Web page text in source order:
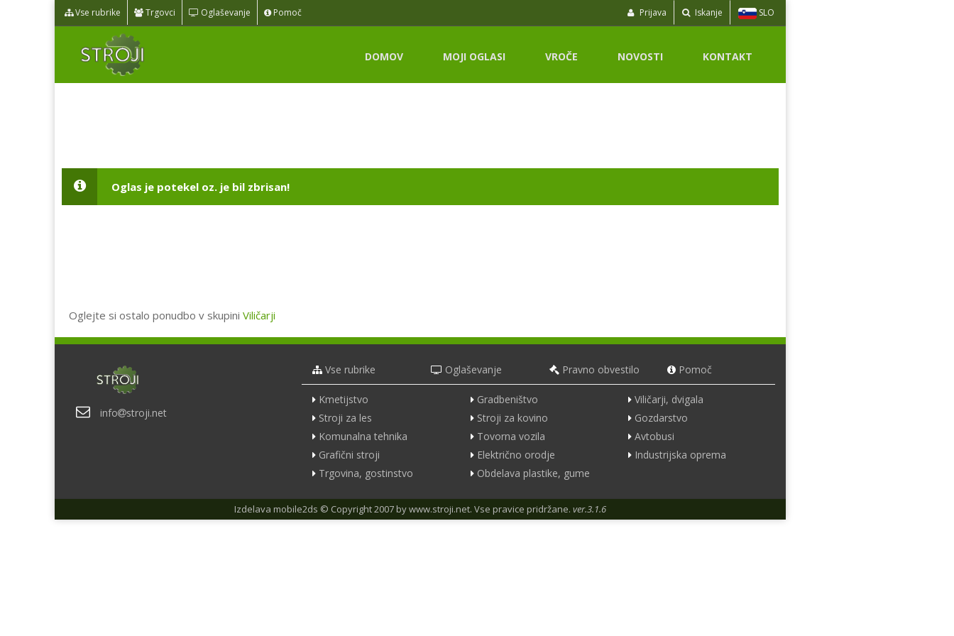
Vse rubrike Trgovci Oglaševanje Pomoč Prijava Iskanje SLO
DOMOV MOJI OGLASI VROČE NOVOSTI KONTAKT
Oglas je potekel oz. je bil zbrisan!
Oglejte si ostalo ponudbo v skupini Viličarji
info stroji.net
Vse rubrike Oglaševanje Pravno obvestilo Pomoč
Kmetijstvo Gradbeništvo
Viličarji, dvigala
Stroji za les
Stroji za kovino
Gozdarstvo
Komunalna tehnika
Tovorna vozila
Avtobusi
Grafični stroji
Električno orodje
Industrijska oprema
Trgovina, gostinstvo
Obdelava plastike, gume
Izdelava mobile2ds © Copyright 2007 bywww.stroji.net. Vse pravice pridržane. ver.3.1.6